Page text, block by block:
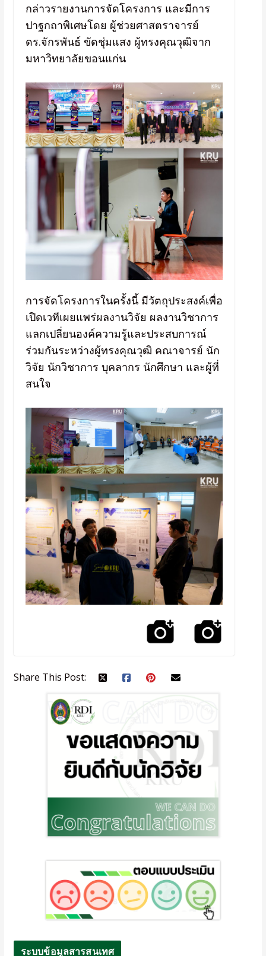
กล่าวรายงานการจัดโครงการ และมีการ
ปาฐกถาพิเศษโดย ผู้ช่วยศาสตราจารย์
ดร.จักรพันธ์ ขัดชุ่มแสง ผู้ทรงคุณวุฒิจาก
มหาวิทยาลัยขอนแก่น
การจัดโครงการในครั้งนี้ มีวัตถุประสงค์เพื่อ
เปิดเวทีเผยแพร่ผลงานวิจัย ผลงานวิชาการ
แลกเปลี่ยนองค์ความรู้และประสบการณ์
ร่วมกันระหว่างผู้ทรงคุณวุฒิ คณาจารย์ นัก
วิจัย นักวิชาการ บุคลากร นักศึกษา และผู้ที่
สนใจ
Share This Post:
ระบบข้อมูลสารสนเทศ